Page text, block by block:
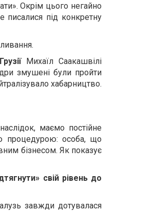
Окрім цього негайно
писалися під конкретну
Михаїл Саакашвілі
змушені були пройти
хабарництво.
маємо постійне
процедурою: особа, що
бізнесом. Як показує
свій рівень до
завжди дотувалася